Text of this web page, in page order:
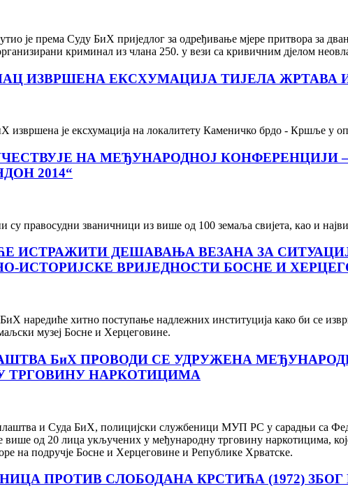
је према Суду БиХ приједлог за одређивање мјере притвора за
криминал из члана 250. у вези са кривичним дјелом
ИЗВРШЕНА ЕКСХУМАЦИЈА ТИЈЕЛА ЖРТАВА
је ексхумација на локалитету Каменичко брдо - Кршље у
НА МЕЂУНАРОДНОЈ
2014“
су правосудни званичници из више од 100 земаља свијета, као и
ИСТРАЖИТИ ДЕШАВАЊА ВЕЗАНА ЗА
ИСТОРИЈСКЕ ВРИЈЕДНОСТИ БОСНЕ И
наредиће хитно поступање надлежних институција како би се
музеј Босне и Херцеговине.
БиХ ПРОВОДИ СЕ УДРУЖЕНА
ТРГОВИНУ НАРКОТИЦИМА
и Суда БиХ, полицијски службеници МУП РС у сарадњи са
од 20 лица укључених у међународну трговину наркотицима,
на подручје Босне и Херцеговине и Републике Хрватске.
ПРОТИВ СЛОБОДАНА КРСТИЋА (1972)